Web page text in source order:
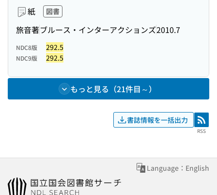
紙 図書
旅音著ブルース・インターアクションズ2010.7
NDC8版 292.5
NDC9版 292.5
もっと見る（21件目～）
書誌情報を一括出力 RSS
RSS
Language：English